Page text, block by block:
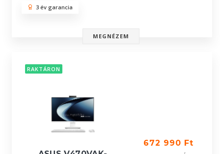
3 év garancia
MEGNÉZEM
RAKTÁRON
672 990 Ft